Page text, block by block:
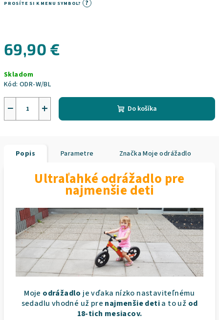
PROSÍTE SI K MENU SYMBOL? ?
69,90 €
cena:
Skladom
Kód: ODR-W/BL
+
− Do košíka
Popis Parametre ZnačkaMoje odrážadlo
Ultraľahké odrážadlo pre
najmenšie deti
Moje odrážadloje vďaka nízko nastaviteľnému
sedadlu vhodné už pre najmenšie detia to už od
18-tich mesiacov.